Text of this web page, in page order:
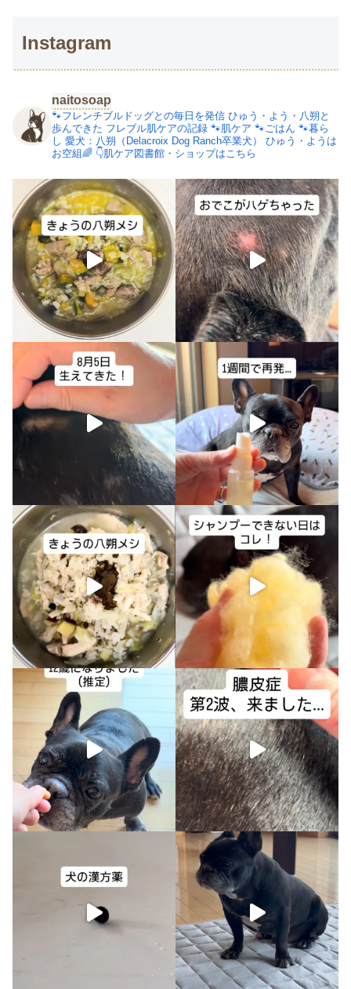
Instagram
naitosoap
🐾フレンチブルドッグとの毎日を発信 ひゅう・よう・八朔と
歩んできた フレブル肌ケアの記録 🐾肌ケア 🐾ごはん 🐾暮ら
し 愛犬：八朔（Delacroix Dog Ranch卒業犬）
ひゅう・ようは
お空組🌈 👇肌ケア図書館・ショップはこちら